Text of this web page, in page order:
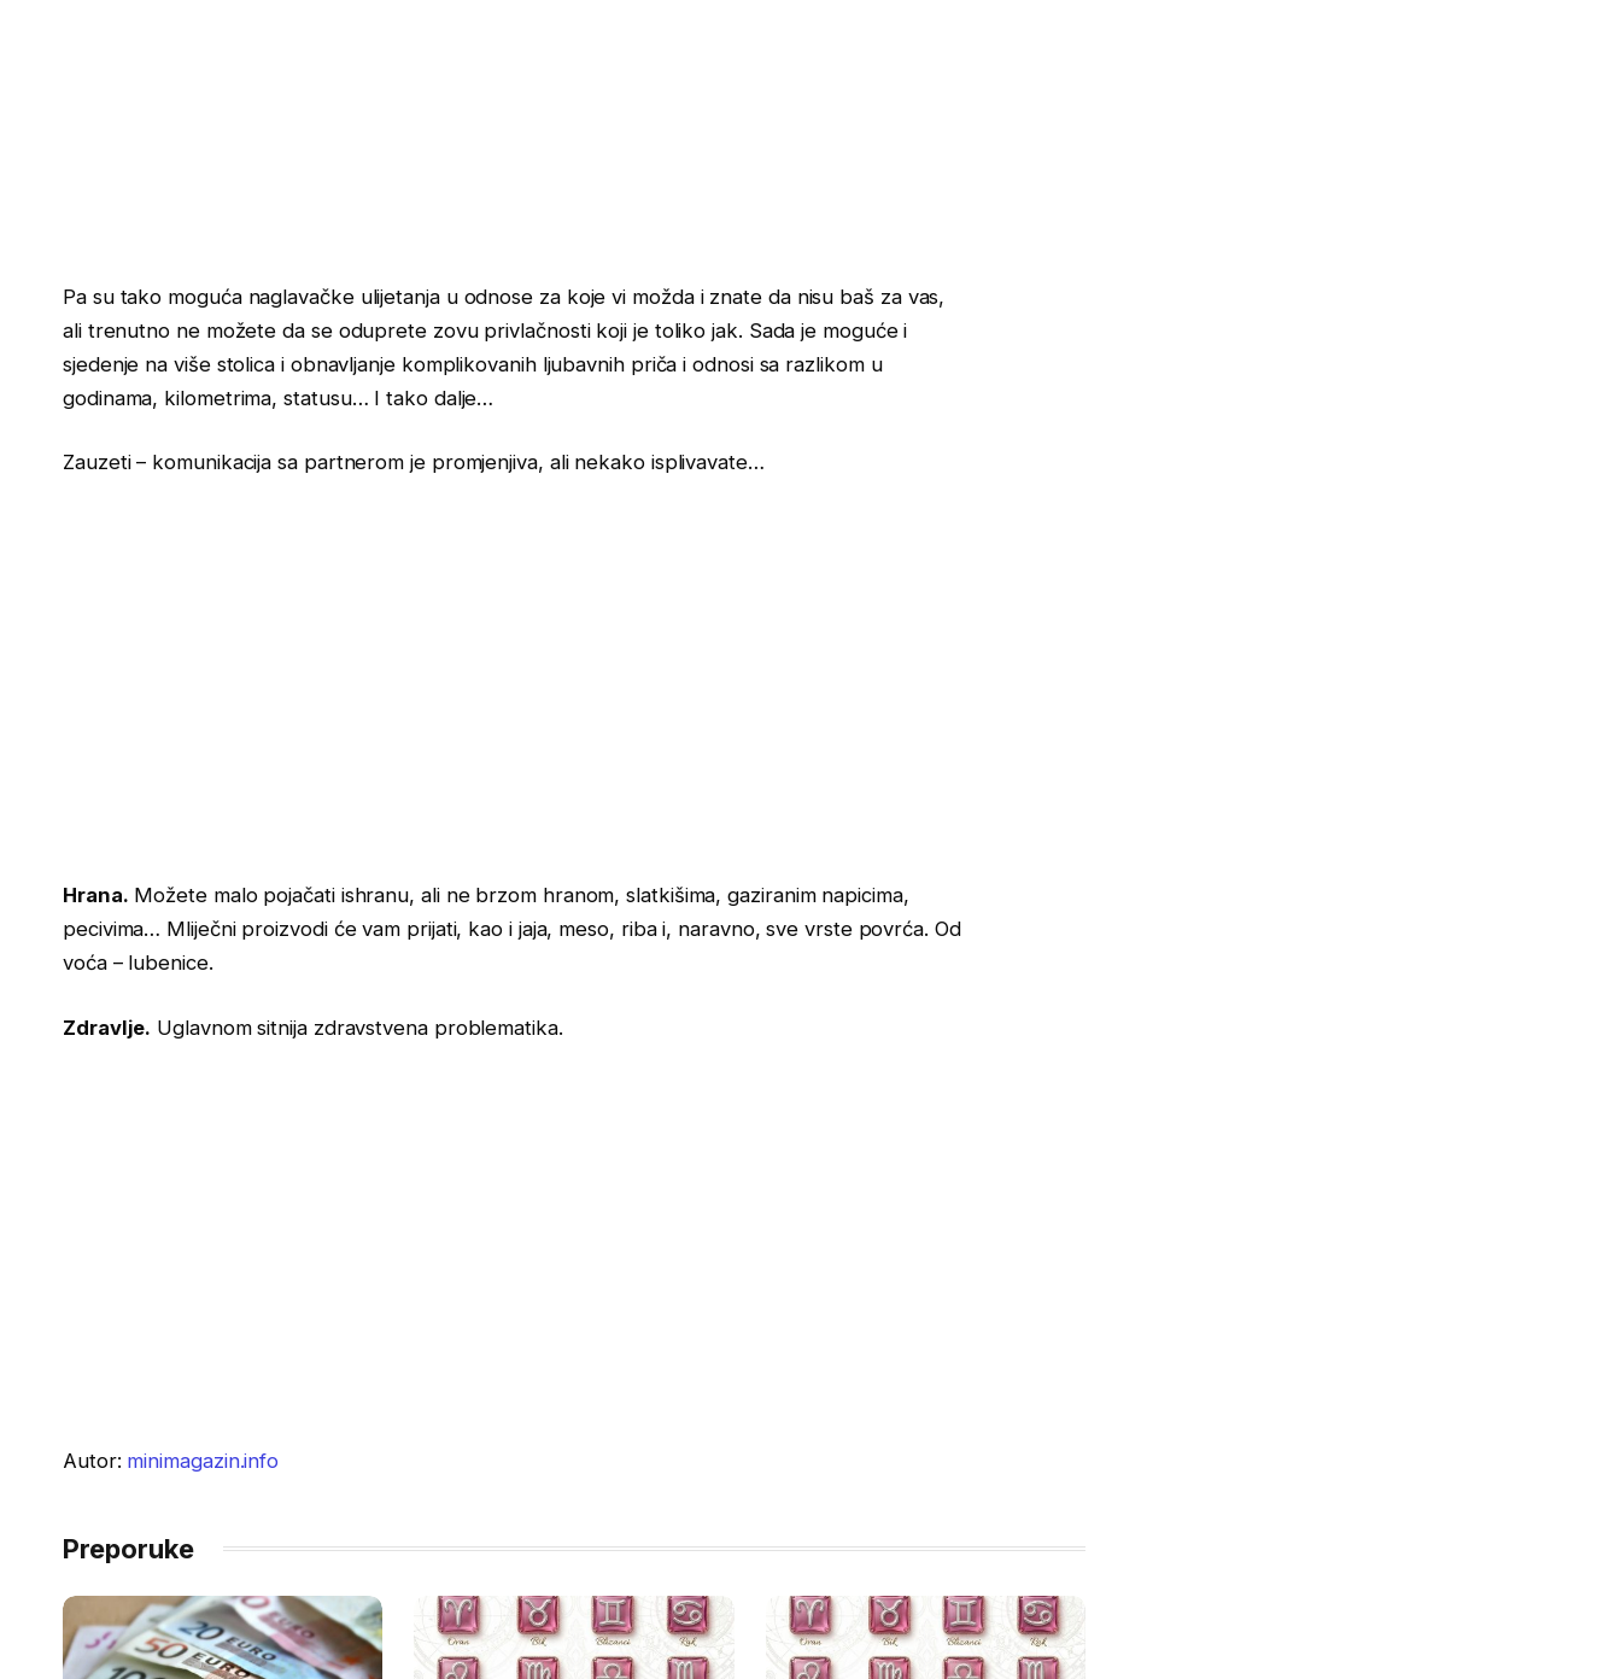
Pa su tako moguća naglavačke ulijetanja u odnose za koje vi možda i znate da nisu baš za vas,
ali trenutno ne možete da se oduprete zovu privlačnosti koji je toliko jak. Sada je moguće i
sjedenje na više stolica i obnavljanje komplikovanih ljubavnih priča i odnosi sa razlikom u
godinama, kilometrima, statusu… I tako dalje…
Zauzeti – komunikacija sa partnerom je promjenjiva, ali nekako isplivavate…
Hrana. Možete malo pojačati ishranu, ali ne brzom hranom, slatkišima, gaziranim napicima,
pecivima… Mliječni proizvodi će vam prijati, kao i jaja, meso, riba i, naravno, sve vrste povrća. Od
voća – lubenice.
Zdravlje. Uglavnom sitnija zdravstvena problematika.
Autor: minimagazin.info
Preporuke